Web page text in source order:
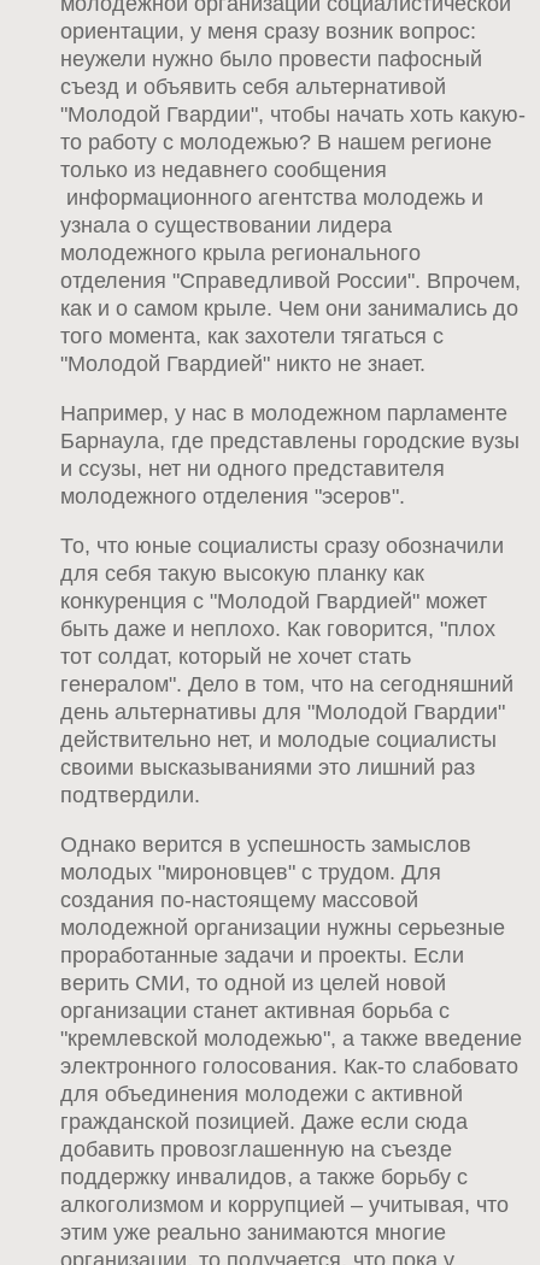
ориентации, у меня сразу возник вопрос:
неужели нужно было провести пафосный
съезд и объявить себя альтернативой
"Молодой Гвардии", чтобы начать хоть какую-
то работу с молодежью? В нашем регионе
только из недавнего сообщения
информационного агентства молодежь и
узнала о существовании лидера
молодежного крыла регионального
отделения "Справедливой России". Впрочем,
как и о самом крыле. Чем они занимались до
того момента, как захотели тягаться с
"Молодой Гвардией" никто не знает.
Например, у нас в молодежном парламенте
Барнаула, где представлены городские вузы
и ссузы, нет ни одного представителя
молодежного отделения "эсеров".
То, что юные социалисты сразу обозначили
для себя такую высокую планку как
конкуренция с "Молодой Гвардией" может
быть даже и неплохо. Как говорится, "плох
тот солдат, который не хочет стать
генералом". Дело в том, что на сегодняшний
день альтернативы для "Молодой Гвардии"
действительно нет, и молодые социалисты
своими высказываниями это лишний раз
подтвердили.
Однако верится в успешность замыслов
молодых "мироновцев" с трудом. Для
создания по-настоящему массовой
молодежной организации нужны серьезные
проработанные задачи и проекты. Если
верить СМИ, то одной из целей новой
организации станет активная борьба с
"кремлевской молодежью", а также введение
электронного голосования. Как-то слабовато
для объединения молодежи с активной
гражданской позицией. Даже если сюда
добавить провозглашенную на съезде
поддержку инвалидов, а также борьбу с
алкоголизмом и коррупцией – учитывая, что
этим уже реально занимаются многие
организации, то получается, что пока у